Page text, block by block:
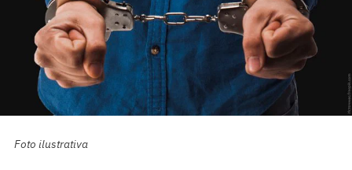
Foto ilustrativa